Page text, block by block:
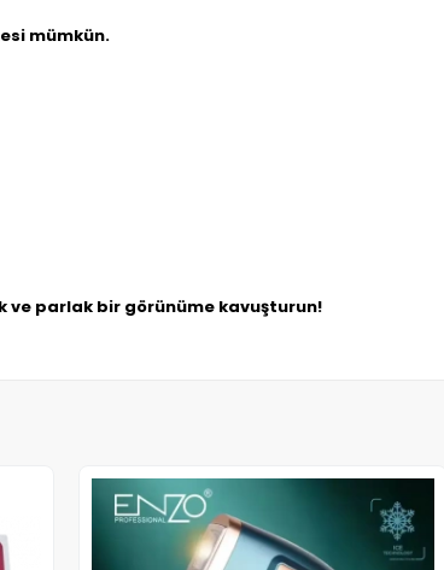
mümkün.
ve parlak bir görünüme kavuşturun!